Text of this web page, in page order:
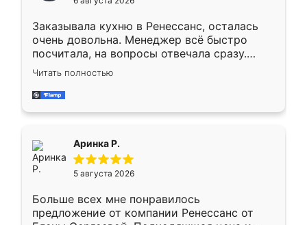
мебели буду заказывать только здесь.
Заказывала кухню в Ренессанс, осталась
очень довольна. Менеджер всё быстро
посчитала, на вопросы отвечала сразу.
Замерщик приехал в субботу, подошёл к
делу со всей ответственностью. Собрали
за день, ребята работали аккуратно, даже
Читать полностью
Аринка Р.
5 августа 2026
Больше всех мне понравилось
предложение от компании Ренессанс от